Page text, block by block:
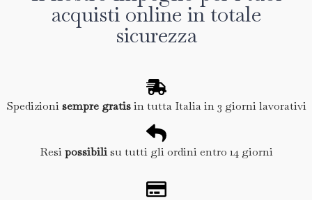
acquisti online in totale
sicurezza
Spedizionisempre gratisin tutta Italia in 3 giorni lavorativi
Resipossibilisu tutti gli ordini entro 14 giorni